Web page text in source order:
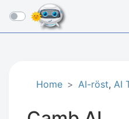
☰
Home AI-röst, AI